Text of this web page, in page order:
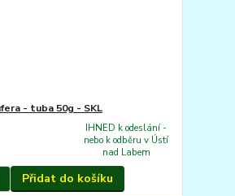
- tuba 50g - SKL
IHNED k odeslání -
nebo k odběru v Ústí
nad Labem
Přidat do košíku